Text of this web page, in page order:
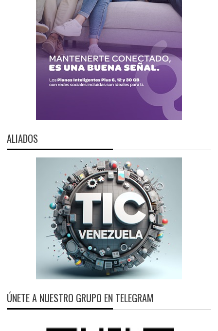
ALIADOS
ÚNETE A NUESTRO GRUPO EN TELEGRAM